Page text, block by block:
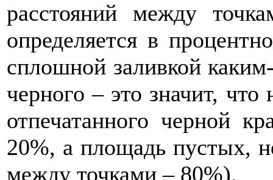
расстояний между
определяется в
сплошной заливкой
черного – это значит,
отпечатанного черной
20%, а площадь пустых,
между точками – 80%).